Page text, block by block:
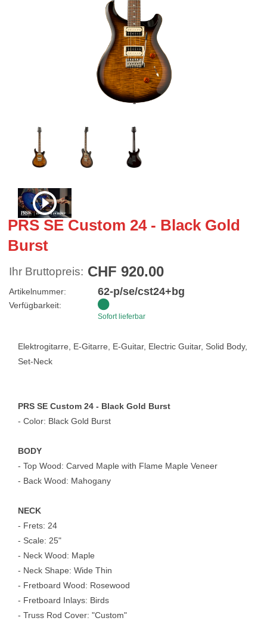
PRS SE Custom 24 - Black Gold
Burst
Ihr Bruttopreis: CHF 920.00
Artikelnummer: 62-p/se/cst24+bg
Verfügbarkeit:
Sofort lieferbar
Elektrogitarre, E-Gitarre, E-Guitar, Electric Guitar, Solid Body,
Set-Neck
PRS SE Custom 24 - Black Gold Burst
- Color: Black Gold Burst
BODY
- Top Wood: Carved Maple with Flame Maple Veneer
- Back Wood: Mahogany
NECK
- Frets: 24
- Scale: 25"
- Neck Wood: Maple
- Neck Shape: Wide Thin
- Fretboard Wood: Rosewood
- Fretboard Inlays: Birds
- Truss Rod Cover: "Custom"